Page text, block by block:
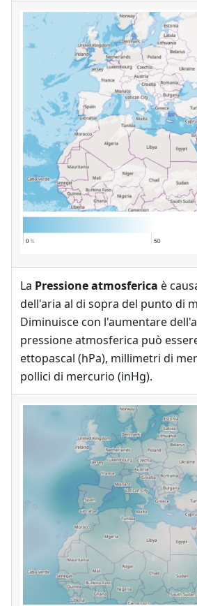
La Pressione atmosferica è
dell'aria al di sopra del punto di
Diminuisce con l'aumentare
pressione atmosferica può
ettopascal (hPa), millimetri di
pollici di mercurio (inHg).